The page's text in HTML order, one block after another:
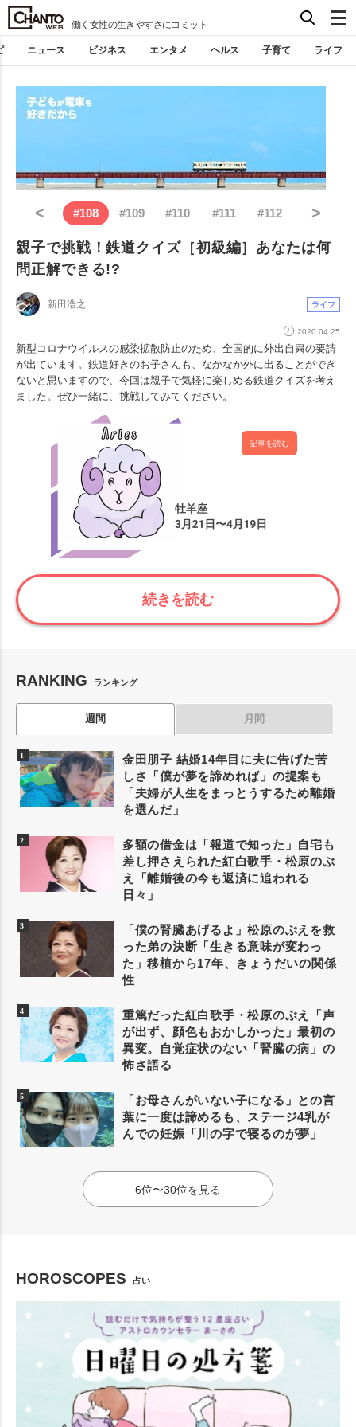
働く女性の生きやすさにコミット
ニュース ビジネス エンタメ ヘルス 子育て ライフ
< #108 #109 #110 #111 #112 >
親子で挑戦！鉄道クイズ［初級編］あなたは何
問正解できる!?
新田浩之 ライフ
2020.04.25
新型コロナウイルスの感染拡散防止のため、全国的に外出自粛の要請
が出ています。鉄道好きのお子さんも、なかなか外に出ることができ
ないと思いますので、今回は親子で気軽に楽しめる鉄道クイズを考え
ました。ぜひ一緒に、挑戦してみてください。
記事を読む
続きを読む
RANKING ランキング
週間 月間
金田朋子 結婚14年目に夫に告げた苦
しさ「僕が夢を諦めれば」の提案も
「夫婦が人生をまっとうするため離婚
を選んだ」
多額の借金は「報道で知った」自宅も
差し押さえられた紅白歌手・松原のぶ
え「離婚後の今も返済に追われる
日々」
「僕の腎臓あげるよ」松原のぶえを救
った弟の決断「生きる意味が変わっ
た」移植から17年、きょうだいの関係
性
重篤だった紅白歌手・松原のぶえ「声
が出ず、顔色もおかしかった」最初の
異変。自覚症状のない「腎臓の病」の
怖さ語る
「お母さんがいない子になる」との言
葉に一度は諦めるも、ステージ4乳が
んでの妊娠「川の字で寝るのが夢」
6位〜30位を見る
HOROSCOPES 占い